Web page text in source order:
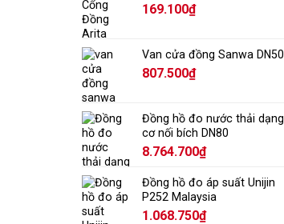
169.100₫
Van cửa đồng Sanwa DN50
807.500₫
Đồng hồ đo nước thải dạng
cơ nối bích DN80
8.764.700₫
Đồng hồ đo áp suất Unijin
P252 Malaysia
1.068.750₫